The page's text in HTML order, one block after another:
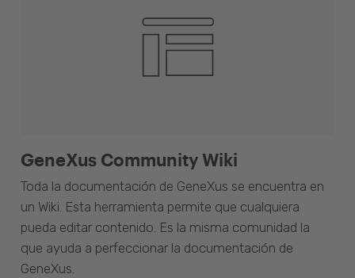
GeneXus Community Wiki
Toda la documentación de GeneXus se encuentra en
un Wiki. Esta herramienta permite que cualquiera
pueda editar contenido. Es la misma comunidad la
que ayuda a perfeccionar la documentación de
GeneXus.